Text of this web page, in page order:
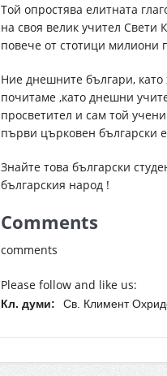
Той опростява елитната
на своя велик учител
повече от стотици милиони
Ние днешните българи, като
почитаме ,като днешни
просветител и сам той
първи църковен български
Знайте това български
българския народ !
Comments
comments
Please follow and like us:
Кл. думи: Св. Климент